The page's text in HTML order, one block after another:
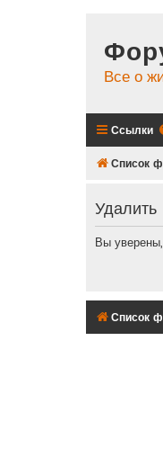
Все о
Ссылки
Список
Вы
Список